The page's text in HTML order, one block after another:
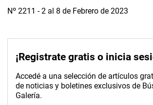
Nº 2211 - 2 al 8 de Febrero de 2023
¡Registrate gratis o inicia
Accedé a una selección de artículos
de noticias y boletines exclusivos de
Galería.